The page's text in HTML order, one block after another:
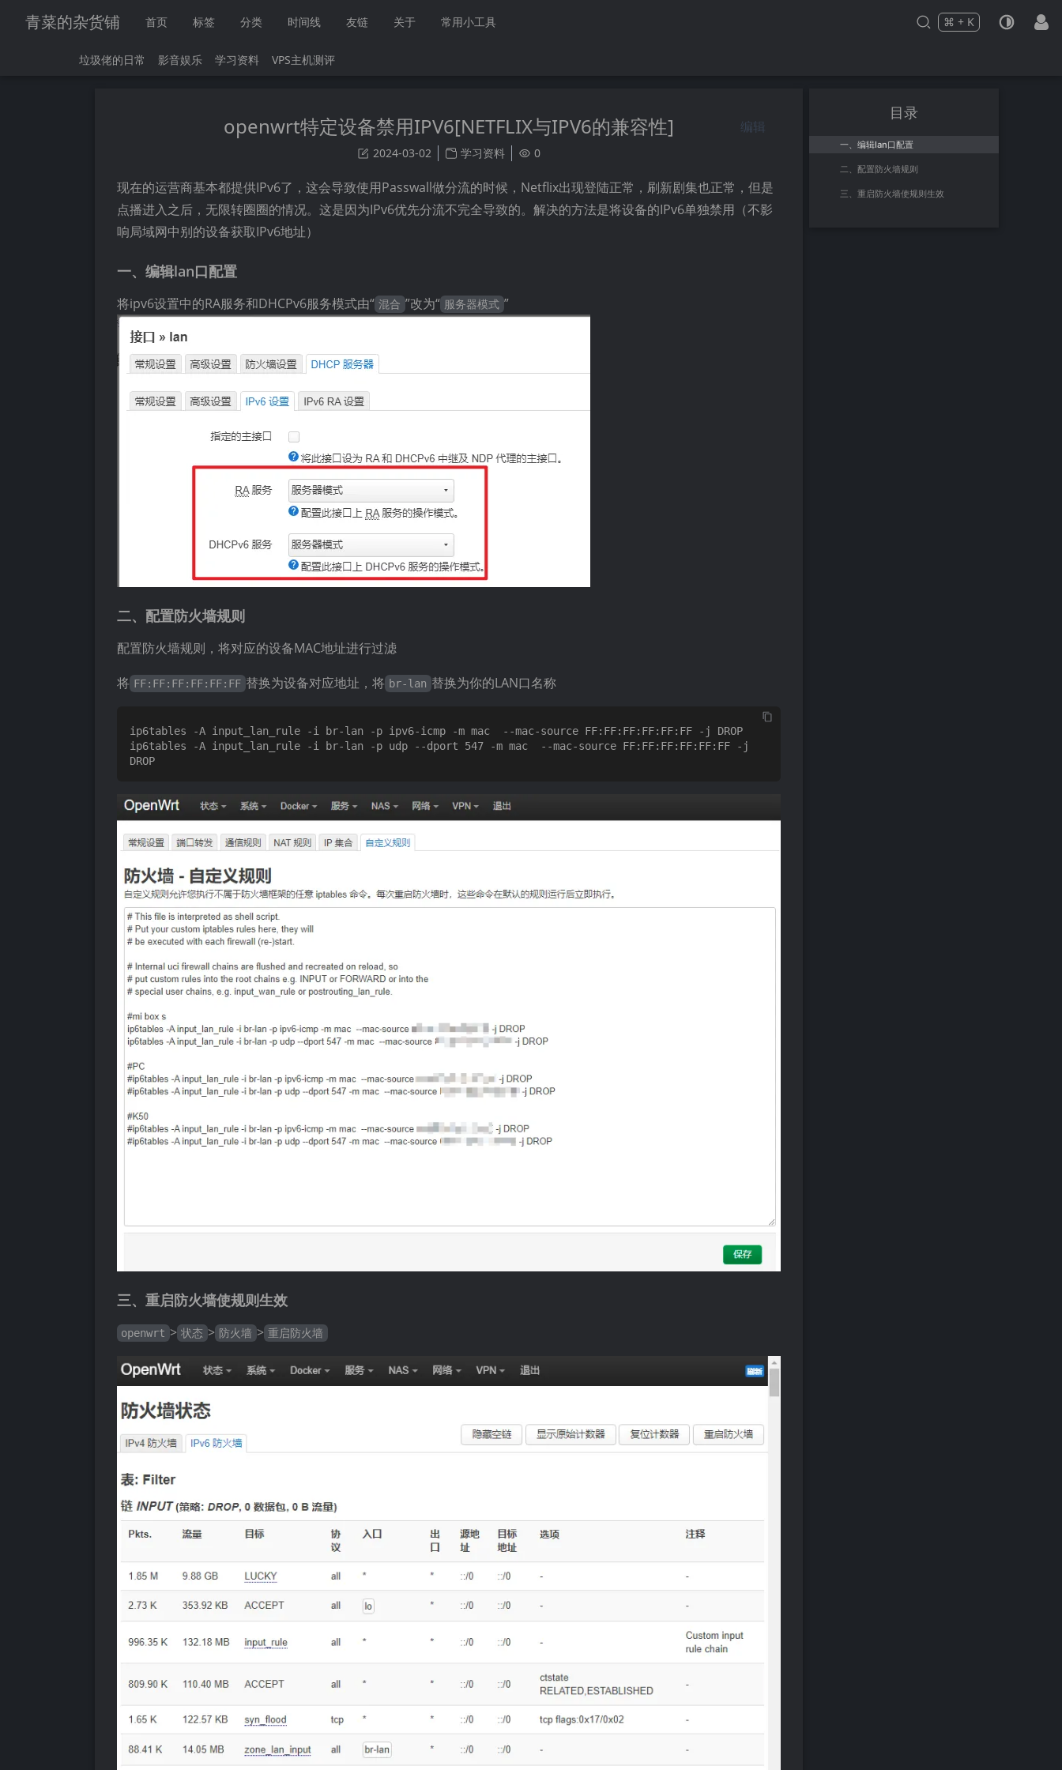
青菜的杂货铺 首页 标签 分类 时间线 友链 关于 常用小工具 Press
⌘ +
and K
to search
垃圾佬的日常 影音娱乐 学习资料 VPS主机测评
openwrt特定设备禁用IPV6[NETFLIX与IPV6的兼容性] 编辑
2024-03-02 学习资料 0
现在的运营商基本都提供IPv6了，这会导致使用Passwall做分流的时候，Netflix出现登陆正常，刷新剧集也正常，但是
点播进入之后，无限转圈圈的情况。这是因为IPv6优先分流不完全导致的。解决的方法是将设备的IPv6单独禁用（不影
响局域网中别的设备获取IPv6地址）
一、编辑lan口配置
将ipv6设置中的RA服务和DHCPv6服务模式由“ 混合 ”改为“ 服务器模式 ”
二、配置防火墙规则
配置防火墙规则，将对应的设备MAC地址进行过滤
将 FF:FF:FF:FF:FF:FF 替换为设备对应地址，将 br-lan 替换为你的LAN口名称
ip6tables -A input_lan_rule -i br-lan -p ipv6-icmp -m mac  --mac-source FF:FF:FF:FF:FF:FF -j DROP
ip6tables -A input_lan_rule -i br-lan -p udp --dport 547 -m mac  --mac-source FF:FF:FF:FF:FF:FF -j
三、重启防火墙使规则生效
openwrt > 状态 > 防火墙 > 重启防火墙
目录
一、编辑lan口配置
二、配置防火墙规则
三、重启防火墙使规则生效